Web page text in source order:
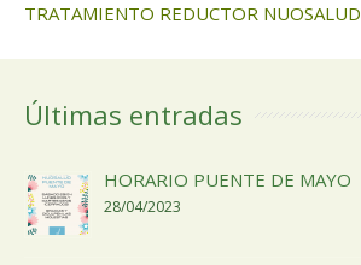
TRATAMIENTO REDUCTOR NUOSALUD
Últimas entradas
HORARIO PUENTE DE MAYO
28/04/2023